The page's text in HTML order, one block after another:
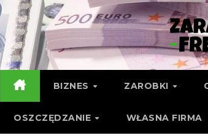
BIZNES ZAROBKI
OSZCZĘDZANIE WŁASNA FIRMA